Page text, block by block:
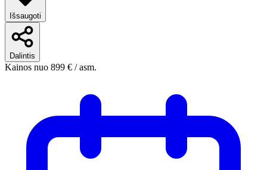
Išsaugoti
Dalintis
Kainos nuo 899 € / asm.